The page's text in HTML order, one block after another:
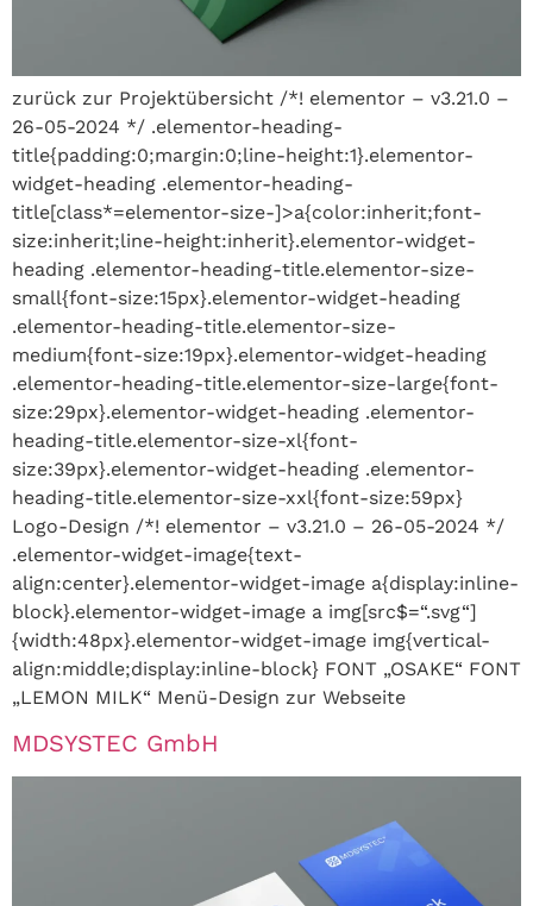
zurück zur Projektübersicht /*! elementor – v3.21.0 –
26-05-2024 */ .elementor-heading-
title{padding:0;margin:0;line-height:1}.elementor-
widget-heading .elementor-heading-
title[class*=elementor-size-]>a{color:inherit;font-
size:inherit;line-height:inherit}.elementor-widget-
heading .elementor-heading-title.elementor-size-
small{font-size:15px}.elementor-widget-heading
.elementor-heading-title.elementor-size-
medium{font-size:19px}.elementor-widget-heading
.elementor-heading-title.elementor-size-large{font-
size:29px}.elementor-widget-heading .elementor-
heading-title.elementor-size-xl{font-
size:39px}.elementor-widget-heading .elementor-
heading-title.elementor-size-xxl{font-size:59px}
Logo-Design /*! elementor – v3.21.0 – 26-05-2024 */
.elementor-widget-image{text-
align:center}.elementor-widget-image a{display:inline-
block}.elementor-widget-image a img[src$=“.svg“]
{width:48px}.elementor-widget-image img{vertical-
align:middle;display:inline-block} FONT „OSAKE“ FONT
„LEMON MILK“ Menü-Design zur Webseite
MDSYSTEC GmbH